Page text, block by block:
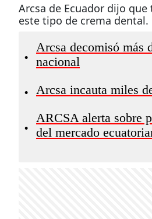
Arcsa de Ecuador dijo
este tipo de crema dental.
•
Arcsa decomisó más
nacional
• Arcsa incauta miles
•
ARCSA alerta sobre
del mercado